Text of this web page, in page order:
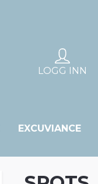
LOGG INN
EXCUVIANCE